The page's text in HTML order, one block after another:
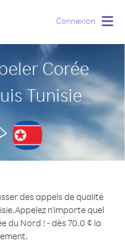
Connexion
Corée
Tunisie
des appels de qualité
Appelez n'importe quel
du Nord ! - dès 70.0 ¢ la